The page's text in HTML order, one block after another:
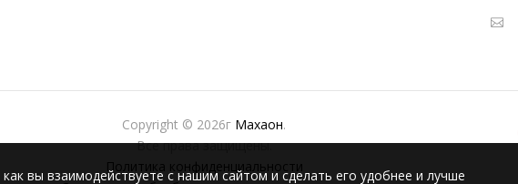
Copyright © 2026г Махаон.
Все права защищены.
Политика конфиденциальности
вы взаимодействуете с нашим сайтом и сделать его удобнее и лучше